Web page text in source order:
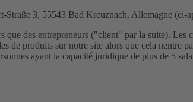
3, 55543 Bad Kreuznach, Allemagne (ci-
des entrepreneurs ("client" par la suite). Les
de produits sur notre site alors que cela nentre
ayant la capacité juridique de plus de 5